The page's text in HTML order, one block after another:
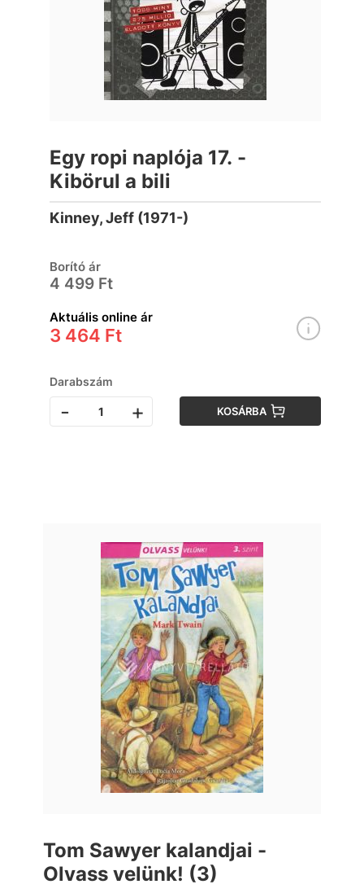
Egy ropi naplója 17. -
Kibörul a bili
Kinney, Jeff (1971-)
Borító ár
4 499 Ft
Aktuális online ár
3 464 Ft
Darabszám
- + KOSÁRBA
Tom Sawyer kalandjai -
Olvass velünk! (3)